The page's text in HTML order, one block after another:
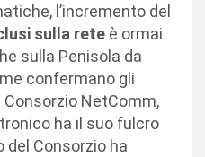
l’incremento del
sulla rete è ormai
sulla Penisola da
confermano gli
NetComm,
ha il suo fulcro
del Consorzio ha